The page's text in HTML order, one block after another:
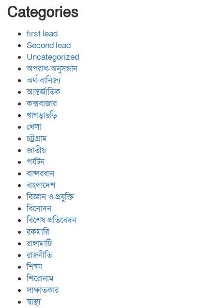
Categories
first lead
Second lead
Uncategorized
অপরাধ-অনুসন্ধান
অর্থ-বানিজ্য
আন্তর্জাতিক
কক্সবাজার
খাগড়াছড়ি
খেলা
চট্রগ্রাম
জাতীয়
পর্যটন
বান্দরবান
বাংলাদেশ
বিজ্ঞান ও প্রযুক্তি
বিনোদন
বিশেষ প্রতিবেদন
রকমারি
রাঙ্গামাটি
রাজনীতি
শিক্ষা
শিরোনাম
সাক্ষাতকার
স্বাস্থ্য